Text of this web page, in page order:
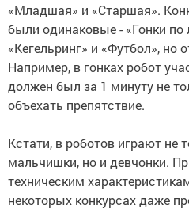
«Младшая» и «Старшая».
были одинаковые - «Гонки по
«Кегельринг» и «Футбол», но
Например, в гонках робот
должен был за 1 минуту не
объехать препятствие.
Кстати, в роботов играют не
мальчишки, но и девчонки.
техническим
некоторых конкурсах даже